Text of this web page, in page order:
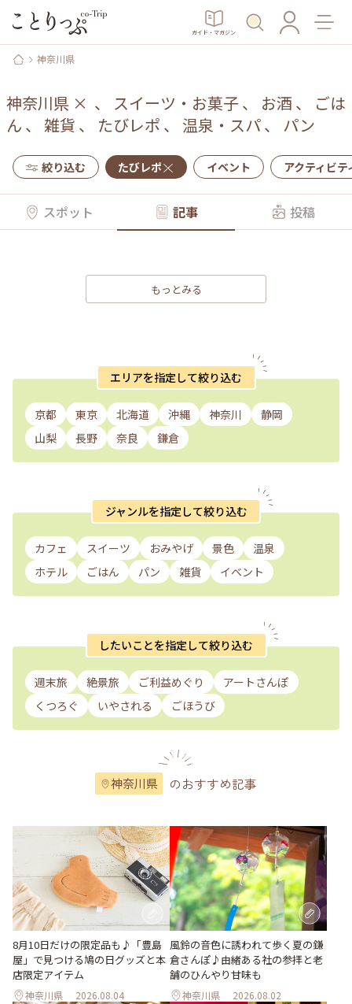
ガイド・マガジン
神奈川県
神奈川県 × 、 スイーツ・お菓子、 お酒 、
ごは
ん 、 雑貨 、 たびレポ 、 温泉・スパ、 パン
絞り込む たびレポ イベント アクティビテ
スポット 記事 投稿
もっとみる
エリアを指定して絞り込む
京都 東京 北海道 沖縄 神奈川
静岡
山梨
長野 奈良 鎌倉
ジャンルを指定して絞り込む
カフェ スイーツ おみやげ 景色
温泉
ホテル
ごはん パン 雑貨 イベント
したいことを指定して絞り込む
週末旅 絶景旅 ご利益めぐり
アートさんぽ
くつろぐ
いやされる ごほうび
神奈川県 のおすすめ記事
8月10日だけの限定品も♪「豊島
屋」で見つける鳩の日グッズと本
店限定アイテム
神奈川県 2026.08.04
風鈴の音色に誘われて歩く夏の鎌
倉さんぽ♪由緒ある社の参拝と老
舗のひんやり甘味も
神奈川県 2026.08.02